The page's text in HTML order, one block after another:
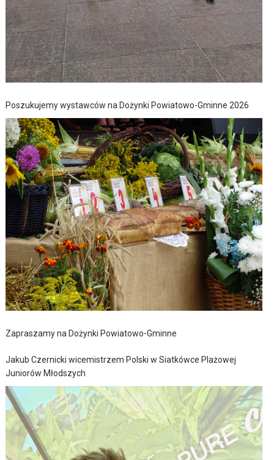
Poszukujemy wystawców na Dożynki Powiatowo-Gminne 2026
Zapraszamy na Dożynki Powiatowo-Gminne
Jakub Czernicki wicemistrzem Polski w Siatkówce Plażowej
Juniorów Młodszych